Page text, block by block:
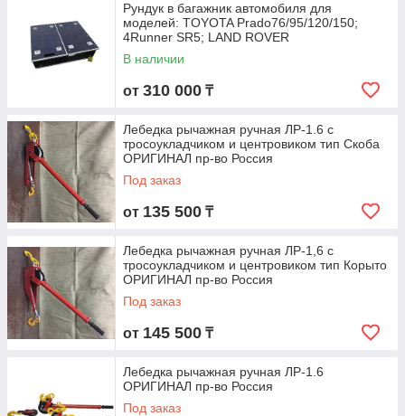
Рундук в багажник автомобиля для
моделей: TOYOTA Prado76/95/120/150;
4Runner SR5; LAND ROVER
В наличии
от 310 000 ₸
Лебедка рычажная ручная ЛР-1.6 с
тросоукладчиком и центровиком тип Скоба
ОРИГИНАЛ пр-во Россия
Под заказ
от 135 500 ₸
Лебедка рычажная ручная ЛР-1,6 с
тросоукладчиком и центровиком тип Корыто
ОРИГИНАЛ пр-во Россия
Под заказ
от 145 500 ₸
Лебедка рычажная ручная ЛР-1.6
ОРИГИНАЛ пр-во Россия
Под заказ